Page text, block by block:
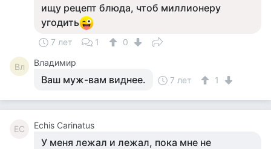
ищу рецепт блюда, чтоб миллионеру
угодить
7 лет 1 0
Вл Владимир
Ваш муж-вам виднее. 7 лет 1
EC Echis Carinatus
У меня лежал и лежал, пока мне не